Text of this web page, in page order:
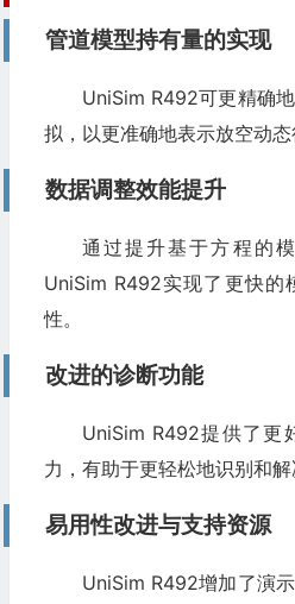
管道模型持有量的实现
UniSim R492可更精确
拟，以更准确地表示放空动态
数据调整效能提升
通过提升基于方程的
UniSim R492实现了更快的
性。
改进的诊断功能
UniSim R492提供了更
力，有助于更轻松地识别和解
易用性改进与支持资源
UniSim R492增加了演